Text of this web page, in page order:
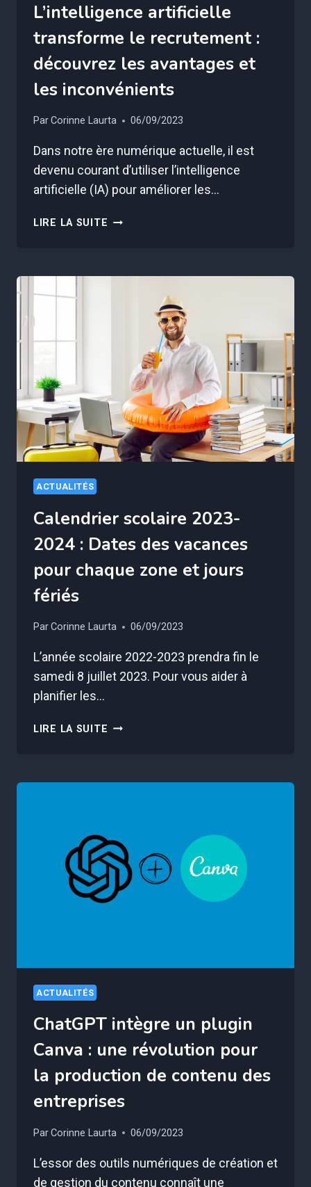
L’intelligence artificielle
transforme le recrutement :
découvrez les avantages et
les inconvénients
ParCorinne Laurta 06/09/2023
Dans notre ère numérique actuelle, il est
devenu courant d’utiliser l’intelligence
artificielle (IA) pour améliorer les…
LIRE LA SUITE L’INTELLIGENCE
DÉCOUVREZ
AVANTAGES
INCONVÉNIENTS
ACTUALITÉS
Calendrier scolaire 2023-
2024 : Dates des vacances
pour chaque zone et jours
fériés
ParCorinne Laurta 06/09/2023
L’année scolaire 2022-2023 prendra fin le
samedi 8 juillet 2023. Pour vous aider à
planifier les…
LIRE LA SUITE CALENDRIER
VACANCES
POUR
CHAQUE
ZONE
ET
ACTUALITÉS
ChatGPT intègre un plugin
Canva : une révolution pour
la production de contenu des
entreprises
ParCorinne Laurta 06/09/2023
L’essor des outils numériques de création et
de gestion du contenu connaît une